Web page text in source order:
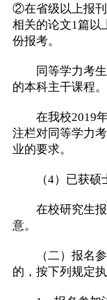
②在省级以上报
相关的论文1篇以
份报考。
同等学力考生
的本科主干课程。
在我校2019年
注栏对同等学力
业的要求。
（4）已获硕士
在校研究生报
意。
（二）报名参
的，按下列规定执